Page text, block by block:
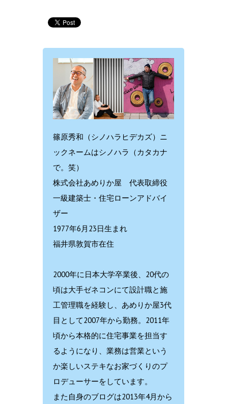
篠原秀和（シノハラヒデカズ）ニ
ックネームはシノハラ（カタカナ
で。笑）
株式会社あめりか屋 代表取締役
一級建築士・住宅ローンアドバイ
ザー
1977年6月23日生まれ
福井県敦賀市在住
2000年に日本大学卒業後、20代の
頃は大手ゼネコンにて設計職と施
工管理職を経験し、あめりか屋3代
目として2007年から勤務。2011年
頃から本格的に住宅事業を担当す
るようになり、業務は営業という
か楽しいステキなお家づくりのプ
ロデューサーをしています。
また自身のブログは2013年4月から